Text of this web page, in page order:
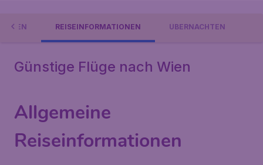
REISEINFORMATIONEN ÜBERNACHTEN
Günstige Flüge nach Wien
Allgemeine
Reiseinformationen